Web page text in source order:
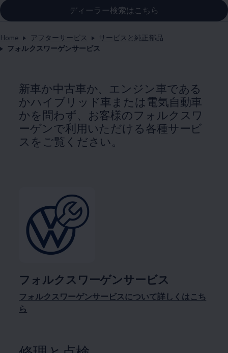
ディーラー検索はこちら
Home アフターサービス
サービスと純正部品
フォルクスワーゲンサービス
新車か中古車か、エンジン車である
かハイブリッド車または電気自動車
かを問わず、お客様のフォルクスワ
ーゲンで利用いただける各種サービ
スをご覧ください。
フォルクスワーゲンサービス
フォルクスワーゲンサービスについて詳しくはこち
ら